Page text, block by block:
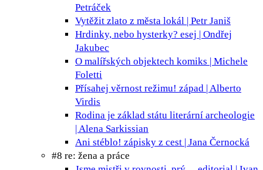
Petráček
Vytěžit zlato z města lokál | Petr Janiš
Hrdinky, nebo hysterky? esej | Ondřej
Jakubec
O malířských objektech komiks | Michele
Foletti
Přísahej věrnost režimu! západ | Alberto
Virdis
Rodina je základ státu literární archeologie
| Alena Sarkissian
Ani stéblo! zápisky z cest | Jana Černocká
#8 re: žena a práce